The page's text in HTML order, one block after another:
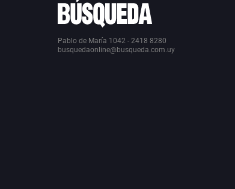
Pablo de María 1042 - 2418 8280
busquedaonline@busqueda.com.uy